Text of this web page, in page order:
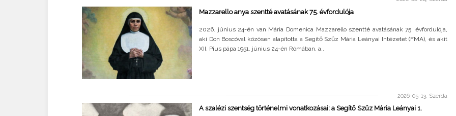
Mazzarello anya szentté avatásának 75. évfordulója
2026. június 24-én van Mária Domenica Mazzarello szentté avatásának 75. évfordulója,
aki Don Boscóval közösen alapította a Segítő Szűz Mária Leányai Intézetet (FMA), és akit
XII. Pius pápa 1951. június 24-én Rómában, a..
2026-05-13, Szerda
A szalézi szentség történelmi vonatkozásai: a Segítő Szűz Mária Leányai 1.